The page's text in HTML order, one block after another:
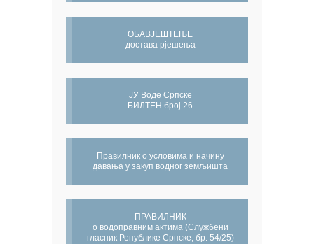
ОБАВЈЕШТЕЊЕ
достава рјешења
ЈУ Воде Српске
БИЛТЕН број 26
Правилник о условима и начину
давања у закуп водног земљишта
ПРАВИЛНИК
о водоправним актима (Службени
гласник Републике Српске, бр. 54/25)